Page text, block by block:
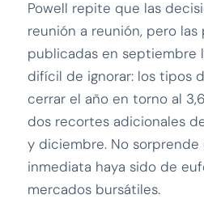
Powell repite que las
reunión a reunión, pero las
publicadas en septiembre
difícil de ignorar: los tipos
cerrar el año en torno al
dos recortes adicionales
y diciembre. No
inmediata haya sido de
mercados bursátiles.